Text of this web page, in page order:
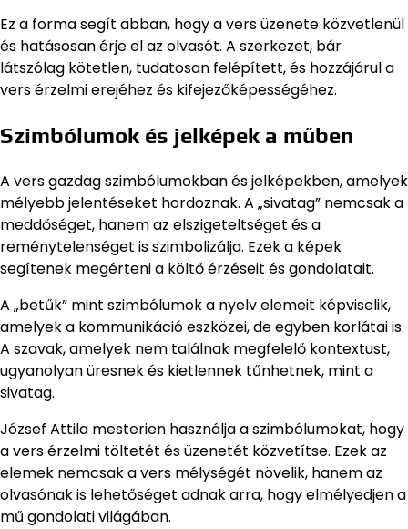
Ez a forma segít abban, hogy a vers üzenete közvetlenül
és hatásosan érje el az olvasót. A szerkezet, bár
látszólag kötetlen, tudatosan felépített, és hozzájárul a
vers érzelmi erejéhez és kifejezőképességéhez.
Szimbólumok és jelképek a műben
A vers gazdag szimbólumokban és jelképekben, amelyek
mélyebb jelentéseket hordoznak. A „sivatag” nemcsak a
meddőséget, hanem az elszigeteltséget és a
reménytelenséget is szimbolizálja. Ezek a képek
segítenek megérteni a költő érzéseit és gondolatait.
A „betűk” mint szimbólumok a nyelv elemeit képviselik,
amelyek a kommunikáció eszközei, de egyben korlátai is.
A szavak, amelyek nem találnak megfelelő kontextust,
ugyanolyan üresnek és kietlennek tűnhetnek, mint a
sivatag.
József Attila mesterien használja a szimbólumokat, hogy
a vers érzelmi töltetét és üzenetét közvetítse. Ezek az
elemek nemcsak a vers mélységét növelik, hanem az
olvasónak is lehetőséget adnak arra, hogy elmélyedjen a
mű gondolati világában.